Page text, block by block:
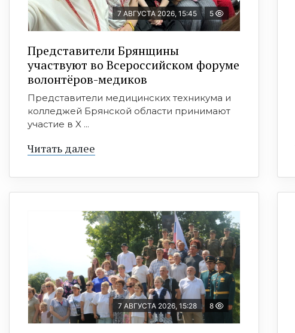
7 АВГУСТА 2026, 15:45 5
Представители Брянщины
участвуют во Всероссийском форуме
волонтёров-медиков
Представители медицинских техникума и
колледжей Брянской области принимают
участие в X ...
Читать далее
7 АВГУСТА 2026, 15:28 8